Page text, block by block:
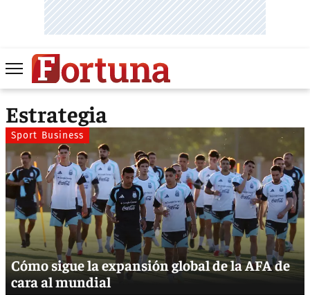
Estrategia
Sport Business
Cómo sigue la expansión global de la AFA de
cara al mundial